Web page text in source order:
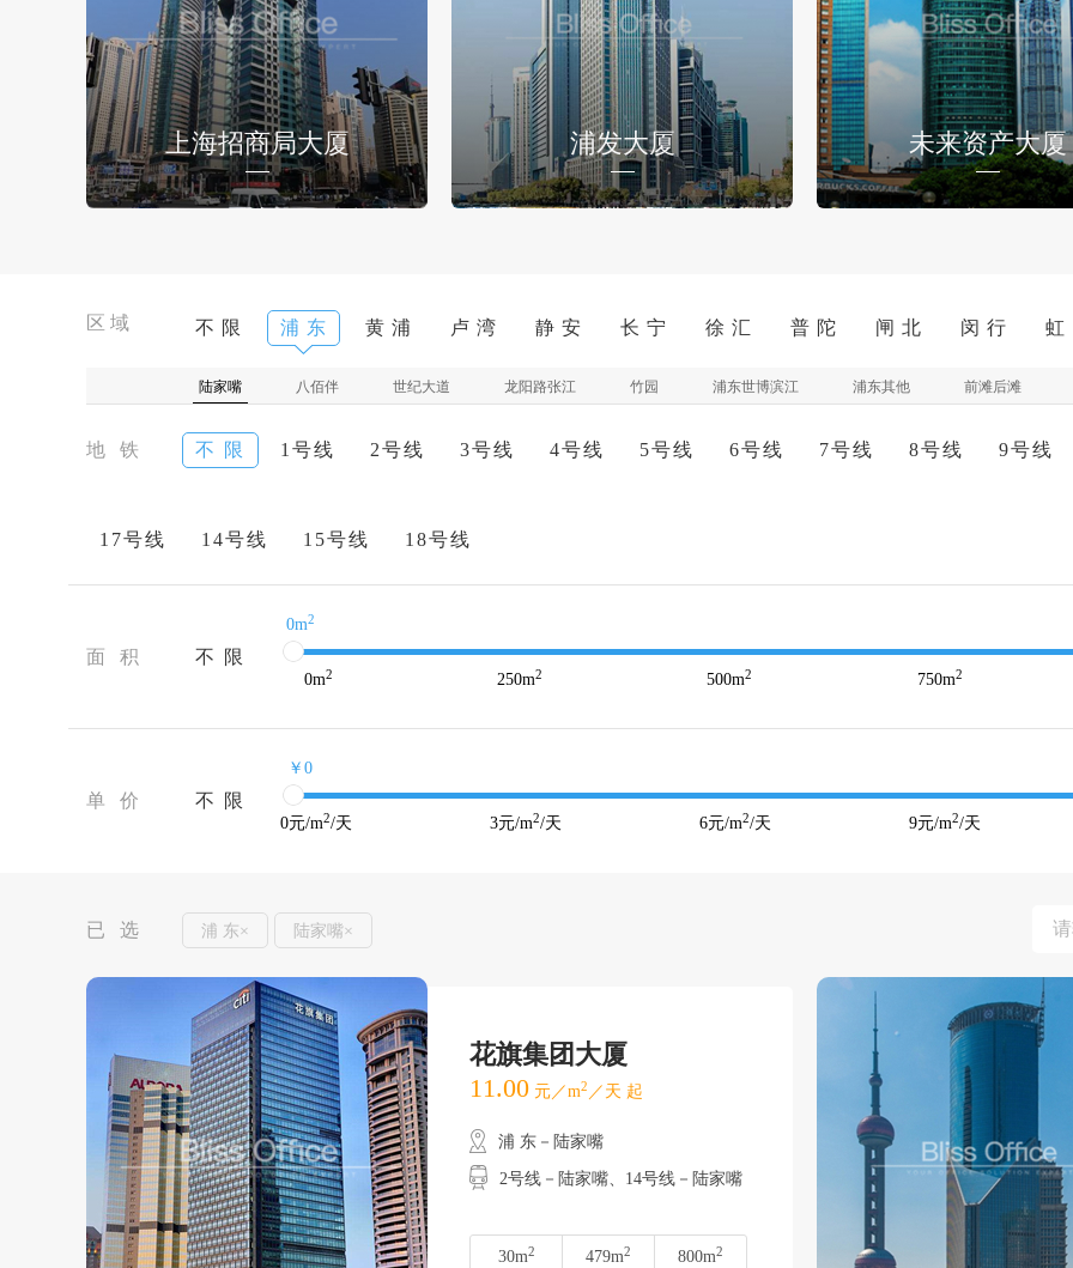
上海招商局大厦 浦发大厦 未来资产大厦
区域 不 限 浦 东 黄 浦 卢 湾 静 安 长 宁 徐 汇 普 陀 闸 北 闵 行 虹
陆家嘴 八佰伴 世纪大道 龙阳路张江 竹园 浦东世博滨江 浦东其他 前滩后滩
地 铁 不 限 1号线 2号线 3号线 4号线 5号线 6号线 7号线 8号线 9号线
17号线 14号线 15号线 18号线
面 积 不 限
0m2
0m2 250m2 500m2 750m2
单 价 不 限
￥0
0元/m2/天 3元/m2/天 6元/m2/天 9元/m2/天
已 选 浦 东× 陆家嘴×
花旗集团大厦
11.00 元／m2 ／天 起
浦 东－陆家嘴
2号线－陆家嘴、14号线－陆家嘴
30m2 479m2 800m2